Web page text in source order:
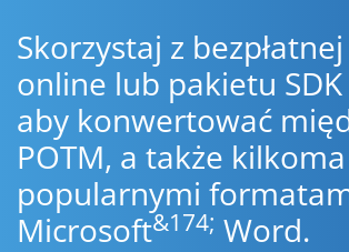
Skorzystaj z
online lub pakietu SDK
aby konwertować
POTM, a także kilkoma
popularnymi
Microsoft&174; Word.